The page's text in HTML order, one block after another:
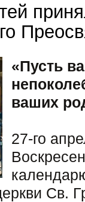
«Пусть
ваших
27-го
Св.